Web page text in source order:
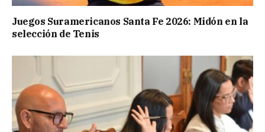
Juegos Suramericanos Santa Fe 2026: Midón en la
selección de Tenis